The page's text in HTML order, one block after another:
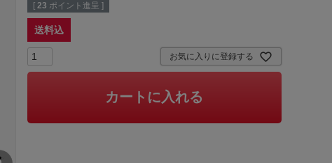
[ 23 ポイント進呈 ]
送料込
お気に入りに登録する
カートに入れる